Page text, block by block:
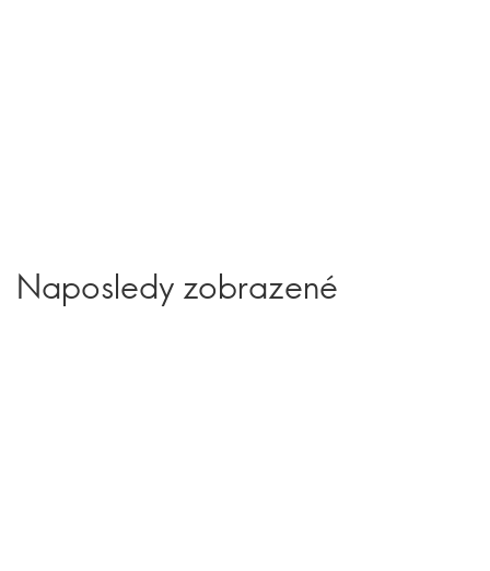
Naposledy zobrazené